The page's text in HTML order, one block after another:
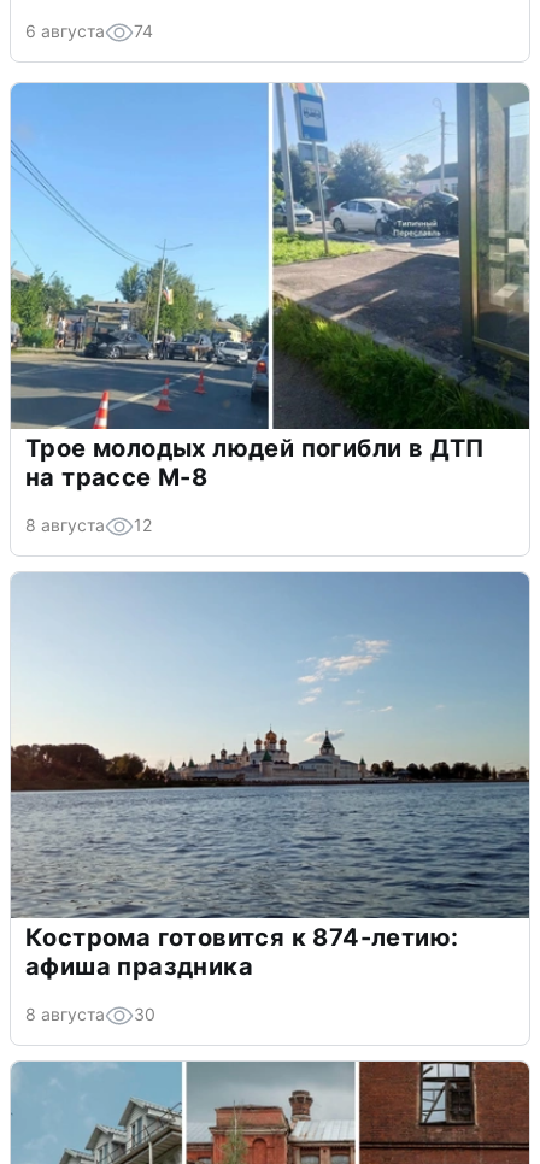
6 августа 74
Трое молодых людей погибли в ДТП
на трассе М-8
8 августа 12
Кострома готовится к 874-летию:
афиша праздника
8 августа 30